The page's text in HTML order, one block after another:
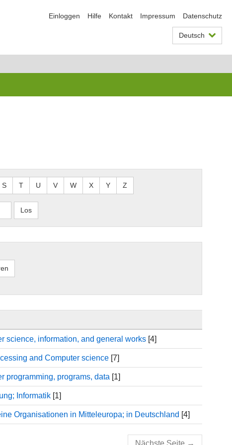
Einloggen Hilfe Kontakt Impressum Datenschutz
Deutsch
S T U V W X Y Z
science, information, and general works [4]
and Computer science [7]
programming, programs, data [1]
Informatik [1]
Organisationen in Mitteleuropa; in Deutschland [4]
Nächste Seite →